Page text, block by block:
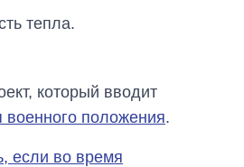
тепла.
который вводит
положения.
если во время